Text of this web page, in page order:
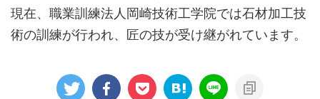
現在、職業訓練法人岡崎技術工学院では石材加工技
術の訓練が行われ、匠の技が受け継がれています。